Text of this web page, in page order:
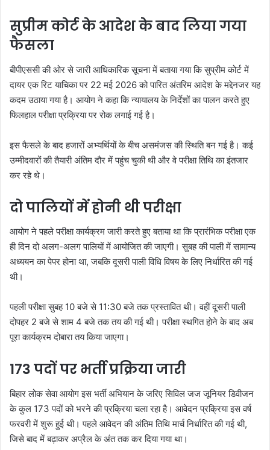
सुप्रीम कोर्ट के आदेश के बाद लिया गया
फैसला
बीपीएससी की ओर से जारी आधिकारिक सूचना में बताया गया कि सुप्रीम कोर्ट में
दायर एक रिट याचिका पर 22 मई 2026 को पारित अंतरिम आदेश के मद्देनजर यह
कदम उठाया गया है। आयोग ने कहा कि न्यायालय के निर्देशों का पालन करते हुए
फिलहाल परीक्षा प्रक्रिया पर रोक लगाई गई है।
इस फैसले के बाद हजारों अभ्यर्थियों के बीच असमंजस की स्थिति बन गई है। कई
उम्मीदवारों की तैयारी अंतिम दौर में पहुंच चुकी थी और वे परीक्षा तिथि का इंतजार
कर रहे थे।
दो पालियों में होनी थी परीक्षा
आयोग ने पहले परीक्षा कार्यक्रम जारी करते हुए बताया था कि प्रारंभिक परीक्षा एक
ही दिन दो अलग-अलग पालियों में आयोजित की जाएगी। सुबह की पाली में सामान्य
अध्ययन का पेपर होना था, जबकि दूसरी पाली विधि विषय के लिए निर्धारित की गई
थी।
पहली परीक्षा सुबह 10 बजे से 11:30 बजे तक प्रस्तावित थी। वहीं दूसरी पाली
दोपहर 2 बजे से शाम 4 बजे तक तय की गई थी। परीक्षा स्थगित होने के बाद अब
पूरा कार्यक्रम दोबारा तय किया जाएगा।
173 पदों पर भर्ती प्रक्रिया जारी
बिहार लोक सेवा आयोग इस भर्ती अभियान के जरिए सिविल जज जूनियर डिवीजन
के कुल 173 पदों को भरने की प्रक्रिया चला रहा है। आवेदन प्रक्रिया इस वर्ष
फरवरी में शुरू हुई थी। पहले आवेदन की अंतिम तिथि मार्च निर्धारित की गई थी,
जिसे बाद में बढ़ाकर अप्रैल के अंत तक कर दिया गया था।